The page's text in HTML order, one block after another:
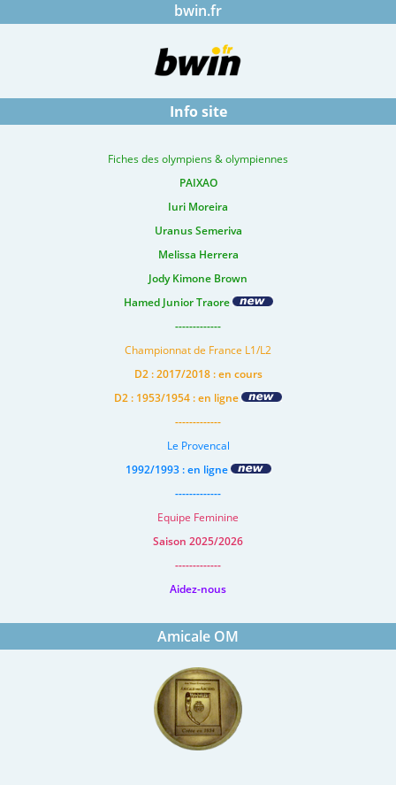
bwin.fr
Info site
Fiches des olympiens & olympiennes
PAIXAO
Iuri Moreira
Uranus Semeriva
Melissa Herrera
Jody Kimone Brown
Hamed Junior Traore
-------------
Championnat de France L1/L2
D2 : 2017/2018 : en cours
D2 : 1953/1954 : en ligne
-------------
Le Provencal
1992/1993 : en ligne
-------------
Equipe Feminine
Saison 2025/2026
-------------
Aidez-nous
Amicale OM